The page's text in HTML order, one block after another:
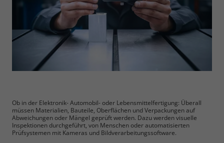
Ob in der Elektronik- Automobil- oder Lebensmittelfertigung: Überall
müssen Materialien, Bauteile, Oberflächen und Verpackungen auf
Abweichungen oder Mängel geprüft werden. Dazu werden visuelle
Inspektionen durchgeführt, von Menschen oder automatisierten
Prüfsystemen mit Kameras und Bildverarbeitungssoftware.